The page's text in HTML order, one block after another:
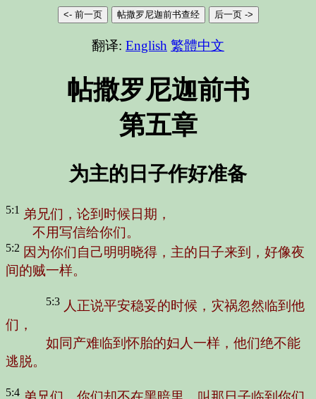
<- 前一页 帖撒罗尼迦前书查经 后一页 ->
翻译: English 繁體中文
帖撒罗尼迦前书
第五章
为主的日子作好准备
5:1 弟兄们，论到时候日期，
不用写信给你们。
5:2 因为你们自己明明晓得，主的日子来到，好像夜
间的贼一样。
5:3 人正说平安稳妥的时候，灾祸忽然临到他
们，
如同产难临到怀胎的妇人一样，他们绝不能
逃脱。
5:4